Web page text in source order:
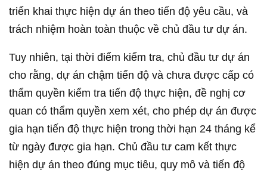
triển khai thực hiện dự án theo tiến độ yêu cầu, và
trách nhiệm hoàn toàn thuộc về chủ đầu tư dự án.
Tuy nhiên, tại thời điểm kiểm tra, chủ đầu tư dự án
cho rằng, dự án chậm tiến độ và chưa được cấp có
thẩm quyền kiểm tra tiến độ thực hiện, đề nghị cơ
quan có thẩm quyền xem xét, cho phép dự án được
gia hạn tiến độ thực hiện trong thời hạn 24 tháng kể
từ ngày được gia hạn. Chủ đầu tư cam kết thực
hiện dự án theo đúng mục tiêu, quy mô và tiến độ